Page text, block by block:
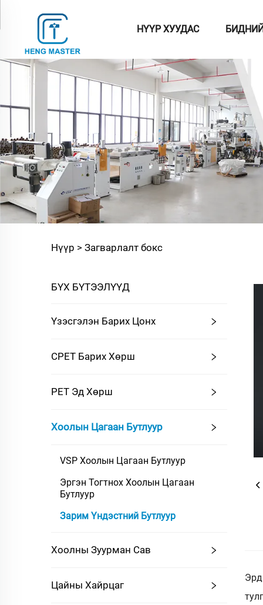
НҮҮР ХУУДАС
Нүүр
Нүүр > Загварлалт бокс
БҮХ БҮТЭЭЛҮҮД
Үзэсгэлэн Барих Цонх
CPET Барих Хөрш
PET Эд Хөрш
Хоолын Цагаан Бутлуур
VSP Хоолын Цагаан Бутлуур
Эргэн Тогтнох Хоолын Цагаан
Бутлуур
Зарим Үндэстний Бутлуур
Хоолны Зуурман Сав
Цайны Хайрцаг